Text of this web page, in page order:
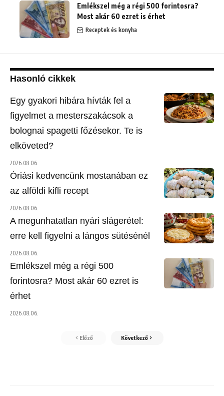
Emlékszel még a régi 500 forintosra?
Most akár 60 ezret is érhet
Receptek és konyha
Hasonló cikkek
Egy gyakori hibára hívták fel a
figyelmet a mesterszakácsok a
bolognai spagetti főzésekor. Te is
elköveted?
2026.08.06.
Óriási kedvencünk mostanában ez
az alföldi kifli recept
2026.08.06.
A megunhatatlan nyári slágerétel:
erre kell figyelni a lángos sütésénél
2026.08.06.
Emlékszel még a régi 500
forintosra? Most akár 60 ezret is
érhet
2026.08.06.
Előző Következő